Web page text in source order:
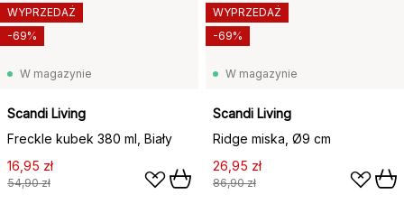
W magazynie
Scandi Living
Freckle kubek 380 ml, Biały
16,95 zł
54,90 zł
WYPRZEDAŻ
-69%
W magazynie
Scandi Living
Ridge miska, Ø9 cm
26,95 zł
86,90 zł
WYPRZEDAŻ
-69%